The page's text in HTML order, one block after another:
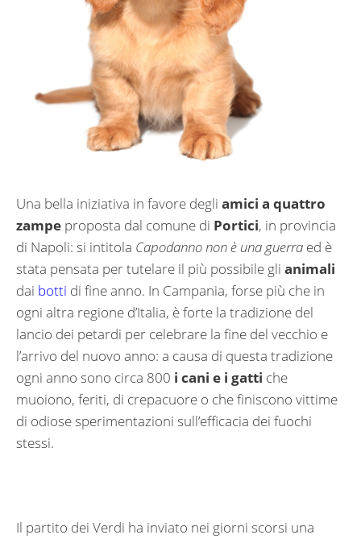
Una bella iniziativa in favore degli amici a quattro
zampe proposta dal comune di Portici, in provincia
di Napoli: si intitola Capodanno non è una guerra ed è
stata pensata per tutelare il più possibile gli animali
dai botti di fine anno. In Campania, forse più che in
ogni altra regione d’Italia, è forte la tradizione del
lancio dei petardi per celebrare la fine del vecchio e
l’arrivo del nuovo anno: a causa di questa tradizione
ogni anno sono circa 800 i cani e i gatti che
muoiono, feriti, di crepacuore o che finiscono vittime
di odiose sperimentazioni sull’efficacia dei fuochi
stessi.
Il partito dei Verdi ha inviato nei giorni scorsi una